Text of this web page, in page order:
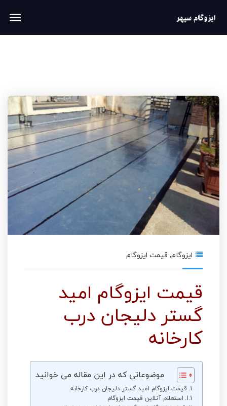
ایزوگام, قیمت ایزوگام
قیمت ایزوگام امید
گستر دلیجان درب
کارخانه
موضوعاتی که در این مقاله می خوانید
قیمت ایزوگام امید گستر دلیجان درب کارخانه
استعلام آنلاین قیمت ایزوگام